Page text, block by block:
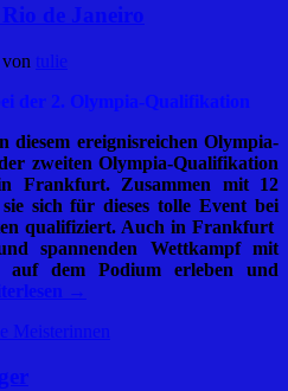
de Janeiro
von
tulie
der 2. Olympia-Qualifikation
ereignisreichen Olympia-
zweiten Olympia-Qualifikation
Frankfurt. Zusammen mit 12
sich für dieses tolle Event bei
qualifiziert. Auch in Frankfurt
spannenden Wettkampf mit
auf dem Podium erleben und
→
Meisterinnen